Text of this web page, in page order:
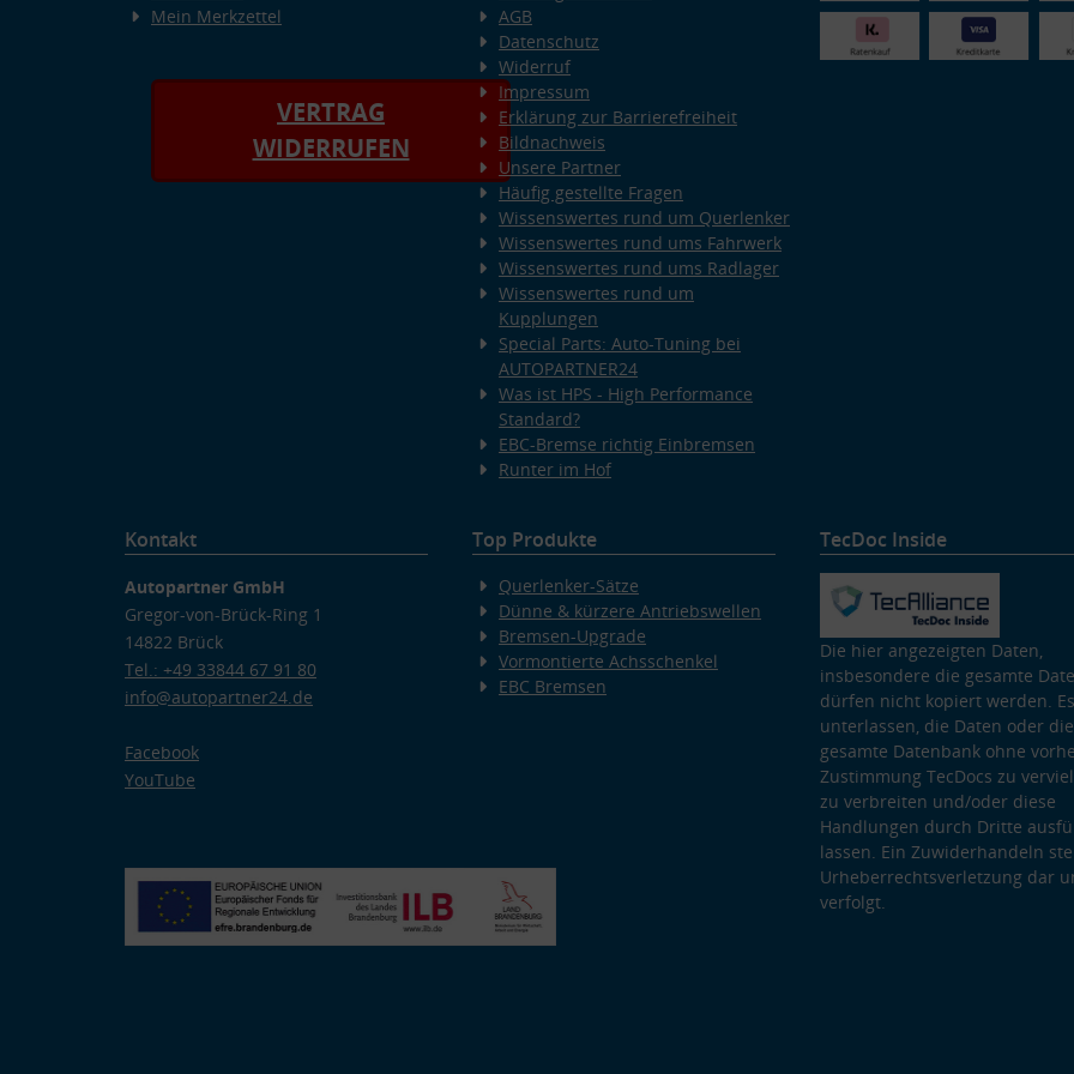
Mein Merkzettel
VERTRAG
WIDERRUFEN
AGB
Datenschutz
Widerruf
Impressum
Erklärung zur Barrierefreiheit
Bildnachweis
Unsere Partner
Häufig gestellte Fragen
Wissenswertes rund um Querlenker
Wissenswertes rund ums Fahrwerk
Wissenswertes rund ums Radlager
Wissenswertes rund um
Kupplungen
Special Parts: Auto-Tuning bei
AUTOPARTNER24
Was ist HPS - High Performance
Standard?
EBC-Bremse richtig Einbremsen
Runter im Hof
Kontakt
Autopartner GmbH
Gregor-von-Brück-Ring 1
14822 Brück
Tel.: +49 33844 67 91 80
info@autopartner24.de
Facebook
YouTube
Top Produkte
Querlenker-Sätze
Dünne & kürzere Antriebswellen
Bremsen-Upgrade
Vormontierte Achsschenkel
EBC Bremsen
TecDoc Inside
Die hier angezeigten Daten,
insbesondere die gesamte
dürfen nicht kopiert werden.
unterlassen, die Daten oder die
gesamte Datenbank ohne
Zustimmung TecDocs zu
zu verbreiten und/oder diese
Handlungen durch Dritte
lassen. Ein Zuwiderhandeln
Urheberrechtsverletzung dar
verfolgt.